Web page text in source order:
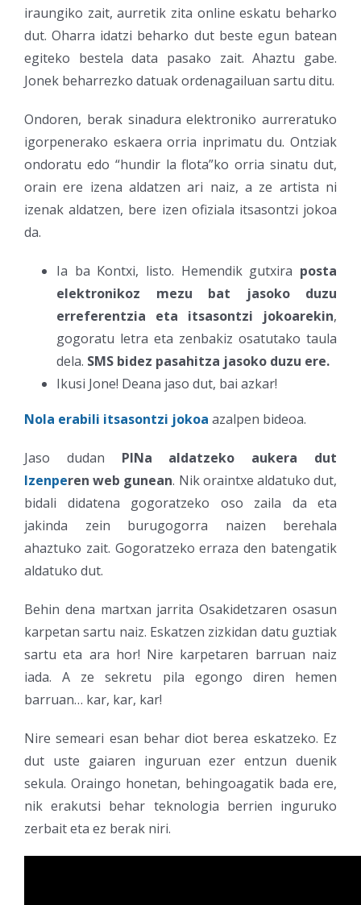
iraungiko zait, aurretik zita online eskatu beharko
dut. Oharra idatzi beharko dut beste egun batean
egiteko bestela data pasako zait. Ahaztu gabe.
Jonek beharrezko datuak ordenagailuan sartu ditu.
Ondoren, berak sinadura elektroniko aurreratuko
igorpenerako eskaera orria inprimatu du. Ontziak
ondoratu edo “hundir la flota”ko orria sinatu dut,
orain ere izena aldatzen ari naiz, a ze artista ni
izenak aldatzen, bere izen ofiziala itsasontzi jokoa
da.
Ia ba Kontxi, listo. Hemendik gutxira posta
elektronikoz mezu bat jasoko duzu
erreferentzia eta itsasontzi jokoarekin,
gogoratu letra eta zenbakiz osatutako taula
dela. SMS bidez pasahitza jasoko duzu ere.
Ikusi Jone! Deana jaso dut, bai azkar!
Nola erabili itsasontzi jokoa azalpen bideoa.
Jaso dudan PINa aldatzeko aukera dut
Izenperen web gunean. Nik oraintxe aldatuko dut,
bidali didatena gogoratzeko oso zaila da eta
jakinda zein burugogorra naizen berehala
ahaztuko zait. Gogoratzeko erraza den batengatik
aldatuko dut.
Behin dena martxan jarrita Osakidetzaren osasun
karpetan sartu naiz. Eskatzen zizkidan datu guztiak
sartu eta ara hor! Nire karpetaren barruan naiz
iada. A ze sekretu pila egongo diren hemen
barruan… kar, kar, kar!
Nire semeari esan behar diot berea eskatzeko. Ez
dut uste gaiaren inguruan ezer entzun duenik
sekula. Oraingo honetan, behingoagatik bada ere,
nik erakutsi behar teknologia berrien inguruko
zerbait eta ez berak niri.